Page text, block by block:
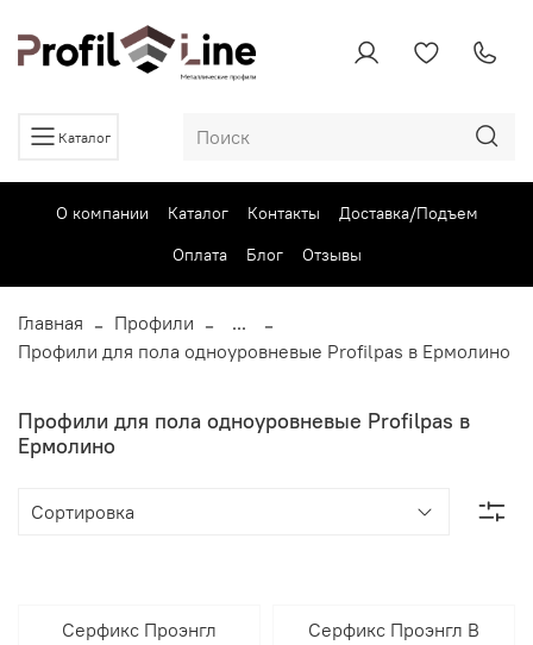
Каталог
О компании Каталог Контакты
Доставка/Подъем
Оплата
Блог Отзывы
Главная Профили
...
Профили для пола одноуровневые Profilpas в Ермолино
Профили для пола одноуровневые Profilpas в
Ермолино
Серфикс Проэнгл
Серфикс Проэнгл В